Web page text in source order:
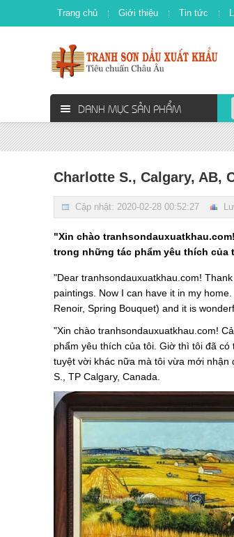
Trang chủ Giới thiệu Tin tức
DANH MỤC SẢN PHẨM
Charlotte S., Calgary, AB,
Cập nhật: 2020-02-28 00:52:27
"Xin chào
trong những tác phẩm yêu thích của
"Dear tranhsondauxuatkhau.com!
paintings. Now I can have it in my
Renoir, Spring Bouquet) and it is
"Xin chào tranhsondauxuatkhau.com!
phẩm yêu thích của tôi. Giờ thì tôi đã
tuyệt vời khác nữa mà tôi vừa mới nhận
S., TP Calgary, Canada.